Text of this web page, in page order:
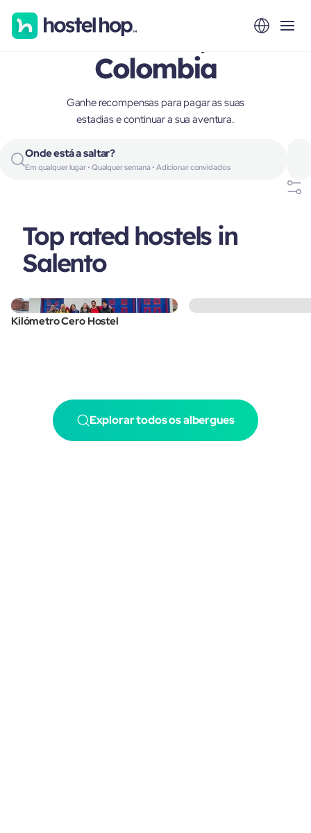
Salento,
Colombia
Ganhe recompensas para pagar as suas
estadias e continuar a sua aventura.
Onde está a saltar?
Em qualquer lugar • Qualquer semana • Adicionar convidados
Top rated hostels in
Salento
Kilómetro Cero Hostel
Explorar todos os albergues